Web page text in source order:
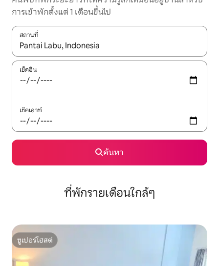
การเข้าพักตั้งแต่ 1 เดือนขึ้นไป
สถานที่
ใช้ลูกศรขึ้นลง หรือใช้การสัมผัสหรือปัด เพื่อสำรวจผลการค้นหา
เช็คอิน
เช็คเอาท์
ค้นหา
ที่พักรายเดือนใกล้ๆ
ซูเปอร์โฮสต์
ซูเปอร์โฮสต์